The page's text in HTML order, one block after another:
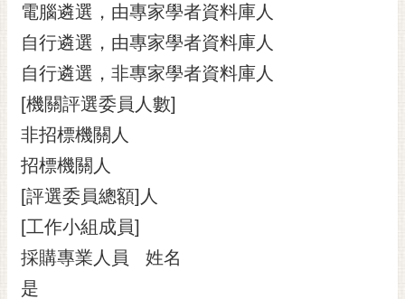
電腦遴選，由專家學者資料庫人
自行遴選，由專家學者資料庫人
自行遴選，非專家學者資料庫人
[機關評選委員人數]
非招標機關人
招標機關人
[評選委員總額]人
[工作小組成員]
採購專業人員 姓名
是